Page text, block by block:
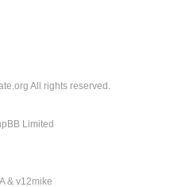
All rights reserved.
Limited
& v12mike